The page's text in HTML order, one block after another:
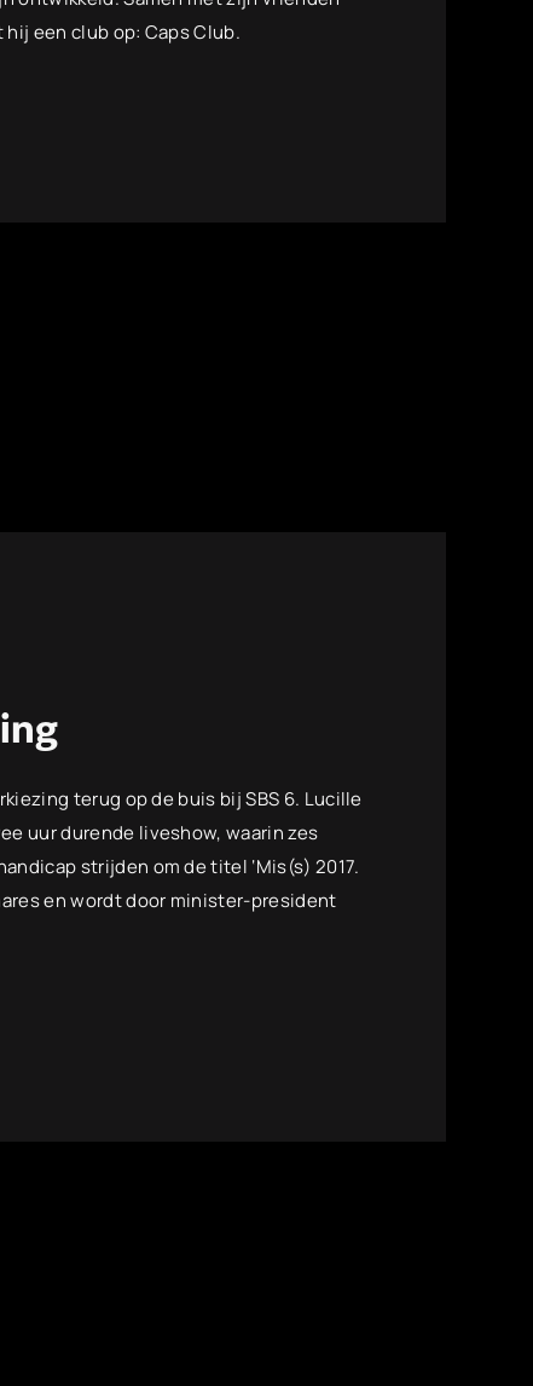
een club op: Caps Club.
terug op de buis bij SBS 6. Lucille
uur durende liveshow, waarin zes
strijden om de titel ‘Mis(s) 2017.
en wordt door minister-president